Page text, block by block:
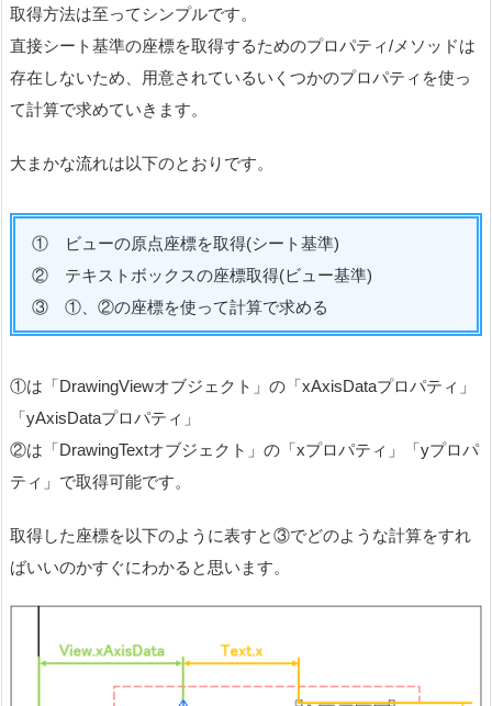
取得方法は至ってシンプルです。
直接シート基準の座標を取得するためのプロパティ/メソッドは
存在しないため、用意されているいくつかのプロパティを使っ
て計算で求めていきます。
大まかな流れは以下のとおりです。
① ビューの原点座標を取得(シート基準)
② テキストボックスの座標取得(ビュー基準)
③ ①、②の座標を使って計算で求める
①は「DrawingViewオブジェクト」の「xAxisDataプロパティ」
「yAxisDataプロパティ」
②は「DrawingTextオブジェクト」の「xプロパティ」「yプロパ
ティ」で取得可能です。
取得した座標を以下のように表すと③でどのような計算をすれ
ばいいのかすぐにわかると思います。